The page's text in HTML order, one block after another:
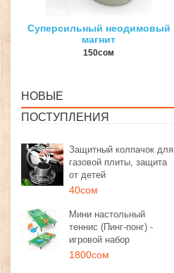
3D ручка для объемного
рисования
1350сом 1190сом
НОВЫЕ
ПОСТУПЛЕНИЯ
Защитный колпачок для
газовой плиты, защита
от детей
40сом
Мини настольный
теннис (Пинг-понг) -
игровой набор
1800сом